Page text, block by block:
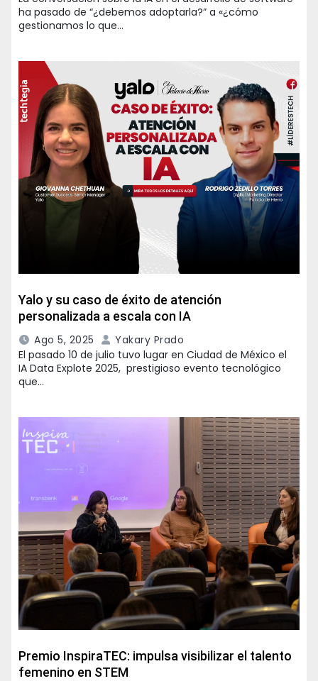
ha pasado de “¿debemos adoptarla?” a «¿cómo
gestionamos lo que…
Yalo y su caso de éxito de atención
personalizada a escala con IA
Ago 5, 2025
Yakary Prado
El pasado 10 de julio tuvo lugar en Ciudad de México el
IA Data Explote 2025, prestigioso evento tecnológico
que…
Premio InspiraTEC: impulsa visibilizar el talento
femenino en STEM